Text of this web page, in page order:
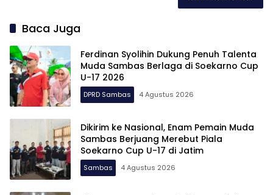
Baca Juga
Ferdinan Syolihin Dukung Penuh Talenta
Muda Sambas Berlaga di Soekarno Cup
U-17 2026
DPRD Sambas 4 Agustus 2026
Dikirim ke Nasional, Enam Pemain Muda
Sambas Berjuang Merebut Piala
Soekarno Cup U-17 di Jatim
Sambas 4 Agustus 2026